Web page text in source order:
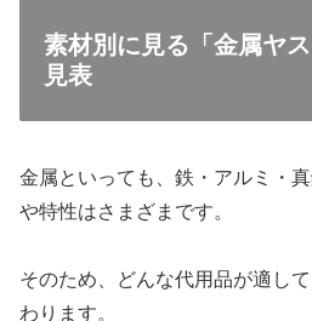
素材別に見る「金属ヤ
見表
金属といっても、鉄・アルミ・
や特性はさまざまです。
そのため、どんな代用品が適し
わります。